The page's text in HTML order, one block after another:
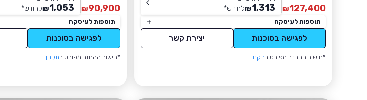
127,400
₪
1,313
₪לחודש*
תוספות לעיסקה
לפגישה בסוכנות יצירת קשר
*חישוב ההחזר מפורט בתקנון
90,900
₪
1,053
₪לחודש*
תוספות לעיסקה
לפגישה בסוכנות
*חישוב ההחזר מפורט בתקנון